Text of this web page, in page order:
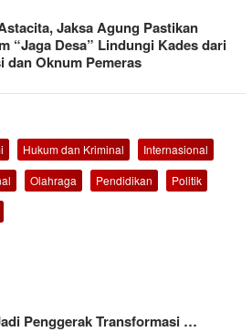
Jaksa Agung Pastikan
“Jaga Desa” Lindungi Kades dari
dan Oknum Pemeras
Hukum dan Kriminal
Internasional
Olahraga Pendidikan
Politik
Penggerak Transformasi …